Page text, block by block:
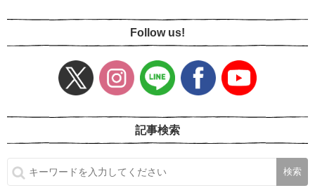
Follow us!
記事検索